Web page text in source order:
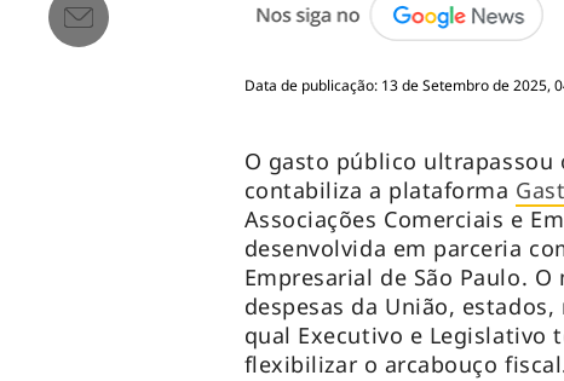
Data de publicação: 13 de Setembro de 2025,
O gasto público ultrapassou
contabiliza a plataforma
Associações Comerciais e
desenvolvida em parceria
Empresarial de São Paulo.
despesas da União,
qual Executivo e Legislativo
flexibilizar o arcabouço